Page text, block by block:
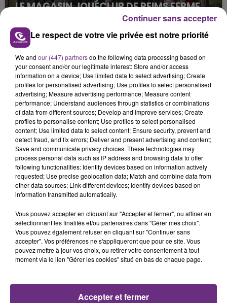
LE MAGASIN JOUÉCLUB DE REIMS FERME
C'était l'une des institutions du centre-ville
rémois. Le magasin JouéClub est contraint de
fermer ses portes.
TITRES DIFFUSÉS
15h39
15h39
DUA LIPA
15h36
15h36
15h30
15h30 15h27
15h27
Le respect de votre vie privée est notre priorité
We and our (447) partnersdo the following data processing based on
your consent and/or our legitimate interest: Store and/or access
information on a device; Use limited data to select advertising; Create
profiles for personalised advertising; Use profiles to select personalised
advertising; Measure advertising performance; Measure content
performance; Understand audiences through statistics or combinations
of data from different sources; Develop and improve services; Create
profiles to personalise content; Use profiles to select personalised
content; Use limited data to select content; Ensure security, prevent and
detect fraud, and fix errors; Deliver and present advertising and content;
Save and communicate privacy choices. These technologies may
process personal data such as IP address and browsing data to offer
following functionalities: Identify devices based on information actively
requested; Use precise geolocation data; Match and combine data from
other data sources; Link different devices; Identify devices based on
information transmitted automatically.
Vous pouvez accepter en cliquant sur "Accepter et fermer", ou affiner en
sélectionnant les finalités et/ou partenaires dans "Gérer mes choix".
Vous pouvez également refuser en cliquant sur "Continuer sans
accepter". Vos préférences ne s'appliqueront que pour ce site. Vous
pouvez mettre à jour vos choix, ou retirer votre consentement à tout
moment via le lien "Gérer les cookies" situé en bas de chaque page.
Accepter et fermer
Continuer sans accepter